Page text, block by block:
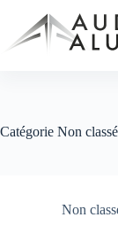
contenu
Catégorie Non classé
Non